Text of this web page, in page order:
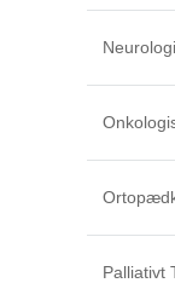
Palliativt